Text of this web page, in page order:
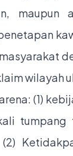
maupun
wilayah
(1)
tumpang